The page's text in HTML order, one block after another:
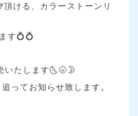
ける、カラーストーンリ
す💍💍
たします🌜🌝🌛
ってお知らせ致します。